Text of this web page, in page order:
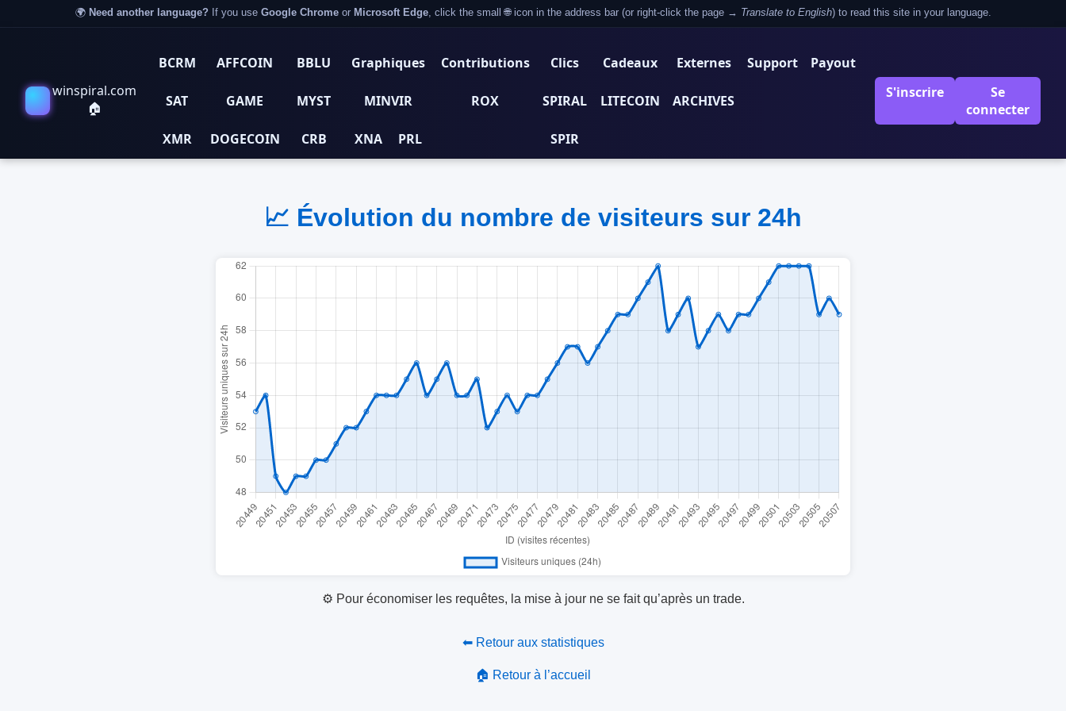
🌍 Need another language? If you use Google Chromeor Microsoft Edge, click the small 🌐 icon in the address bar (or right-click the page → Translate to English) to read this site in your language.
winspiral.com
🏠
BCRM
SAT
XMR
AFFCOIN
GAME
DOGECOIN
BBLU
MYST
CRB
Graphiques
MINVIR
XNA PRL
Contributions
ROX
Clics
SPIRAL
SPIR
Cadeaux
LITECOIN
Externes
ARCHIVES
Support
Payout
S'inscrire
Se
connecter
📈 Évolution du nombre de visiteurs sur 24h
⚙️ Pour économiser les requêtes, la mise à jour ne se fait qu’après un trade.
⬅ Retour aux statistiques
🏠 Retour à l’accueil